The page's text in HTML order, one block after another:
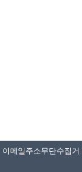
이메일주소무단수집거